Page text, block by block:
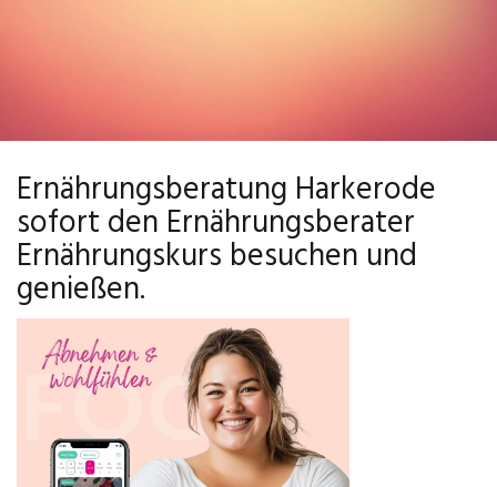
Ernährungsberatung Harkerode
sofort den Ernährungsberater
Ernährungskurs besuchen und
genießen.